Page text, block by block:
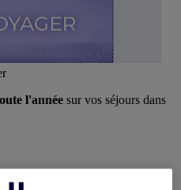
l'année sur vos séjours dans